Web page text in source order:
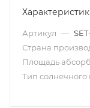
Артикул —
Страна
Площадь
Тип солнечного